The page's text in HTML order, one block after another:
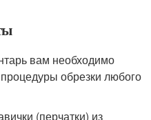
вам необходимо
обрезки любого
(перчатки) из